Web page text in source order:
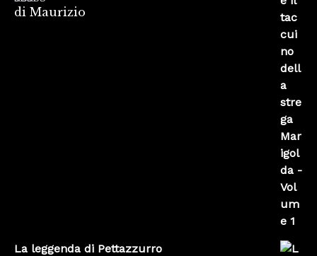
Valutato4
di Maurizio
La leggenda di Pettazzurro